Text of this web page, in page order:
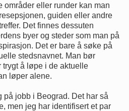
områder eller runder kan man
guiden eller andre
Det finnes dessuten
byer og steder som man på
Det er bare å søke på
stedsnavnet. Man bør
trygt å løpe i de aktuelle
løper alene.
på jobb i Beograd. Det har så
men jeg har identifisert et par